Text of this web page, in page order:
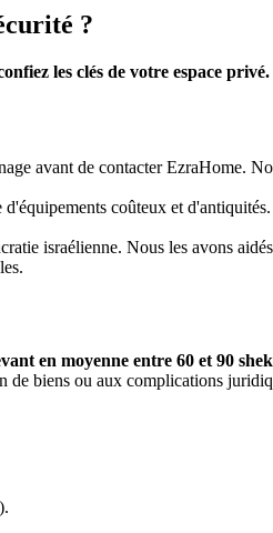
?
les clés de votre espace privé.
avant de contacter EzraHome.
coûteux et
israélienne. Nous les avons
en moyenne entre 60 et 90
de biens ou aux complications